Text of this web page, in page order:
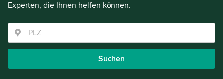
Experten, die Ihnen helfen können.
Suchen